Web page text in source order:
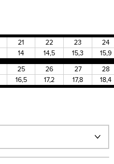
21 22 23
24
14 14,5 15,3
15,9
25 26 27
28
16,5 17,2 17,8
18,4